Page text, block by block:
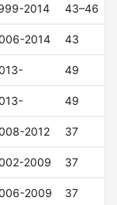
2014 43–46
2014 43
49
49
2012 37
2009 37
2009 37